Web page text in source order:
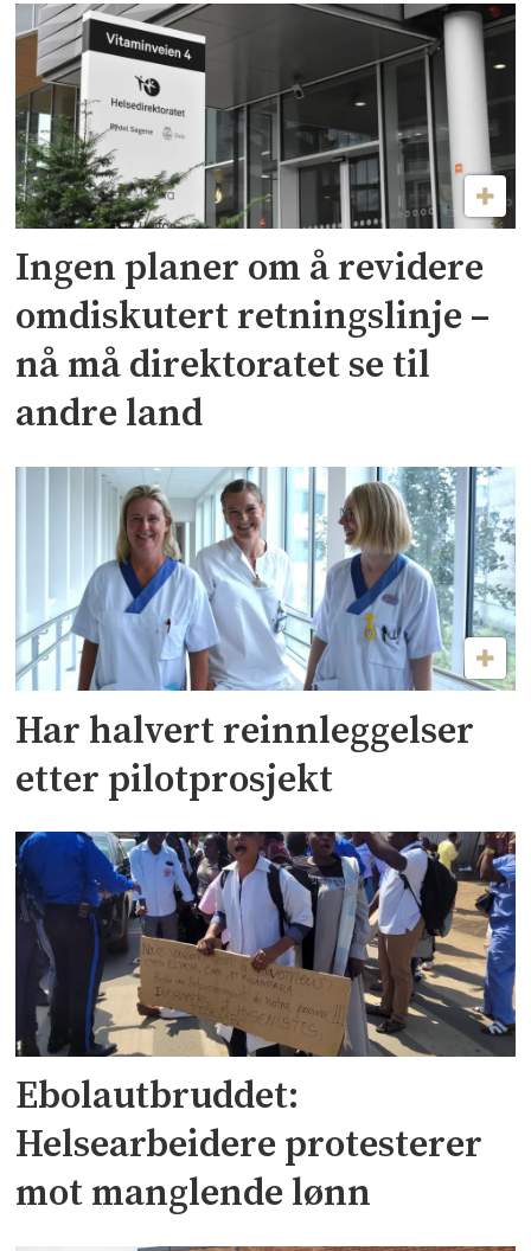
Ingen planer om å revidere
omdiskutert retningslinje –
nå må direktoratet se til
andre land
Har halvert reinnleggelser
etter pilotprosjekt
Ebolautbruddet:
Helsearbeidere protesterer
mot manglende lønn